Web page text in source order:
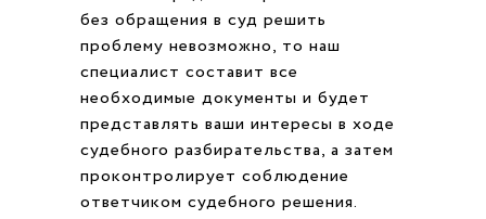
без обращения в суд решить
проблему невозможно, то наш
специалист составит все
необходимые документы и будет
представлять ваши интересы в ходе
судебного разбирательства, а затем
проконтролирует соблюдение
ответчиком судебного решения.